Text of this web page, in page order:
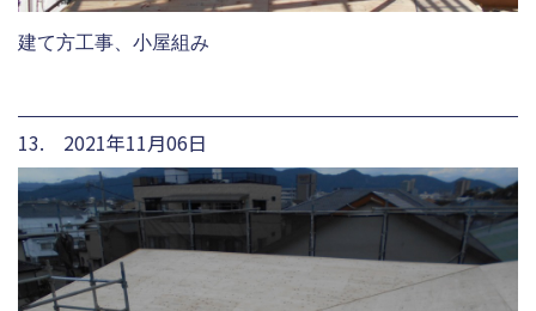
建て方工事、小屋組み
13. 2021年11月06日